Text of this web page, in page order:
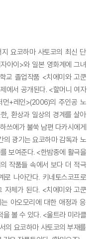
요코하마 사토코의 최신 단
아이>와 일본 영화계에 그녀
교 졸업작품 <치에미와 고쿤
에서 공개된다. <할머니 여자
먼+레인>(2006)의 주인공 노
, 환상과 일상의 경계를 살아
쓰에가 불쑥 남편 다카시에게
의 광기는 요코하마 감독과 노
보여준다. <한밤중에 활극을
작품들 속에서 보다 더 적극
로 나아간다. 키네토스코프로
자체가 된다. <치에미와 고쿤
아오모리에 대한 애정과 응
을 볼 수 있다. <울트라 미라클
의 요코하마 사토코의 부재를